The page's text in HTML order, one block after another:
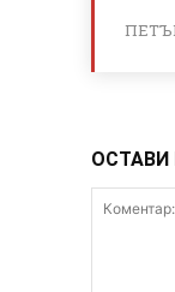
ОСТАВИ